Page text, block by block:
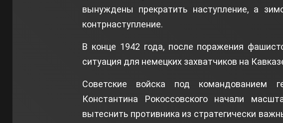
вынуждены прекратить наступление, а
контрнаступление.
В конце 1942 года, после поражения
ситуация для немецких захватчиков на
Советские войска под командованием
Константина Рокоссовского начали
вытеснить противника из стратегически